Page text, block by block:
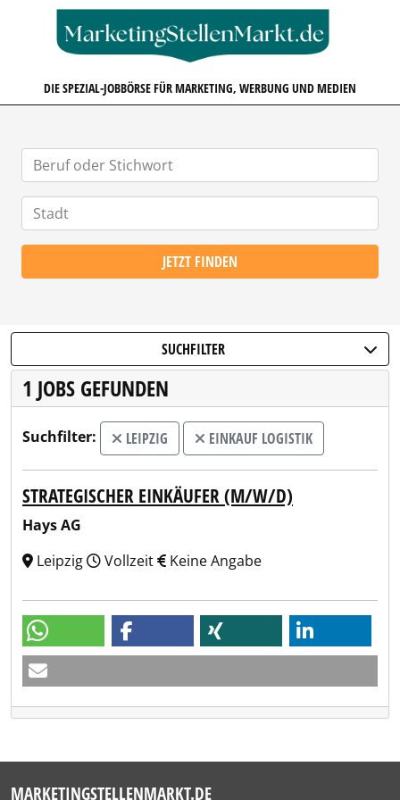
DIE SPEZIAL-JOBBÖRSE FÜR MARKETING, WERBUNG UND MEDIEN
JETZT FINDEN
SUCHFILTER
1 JOBS GEFUNDEN
Suchfilter: LEIPZIG EINKAUF LOGISTIK
STRATEGISCHER EINKÄUFER (M/W/D)
Hays AG
Leipzig
Vollzeit Keine Angabe
MARKETINGSTELLENMARKT.DE